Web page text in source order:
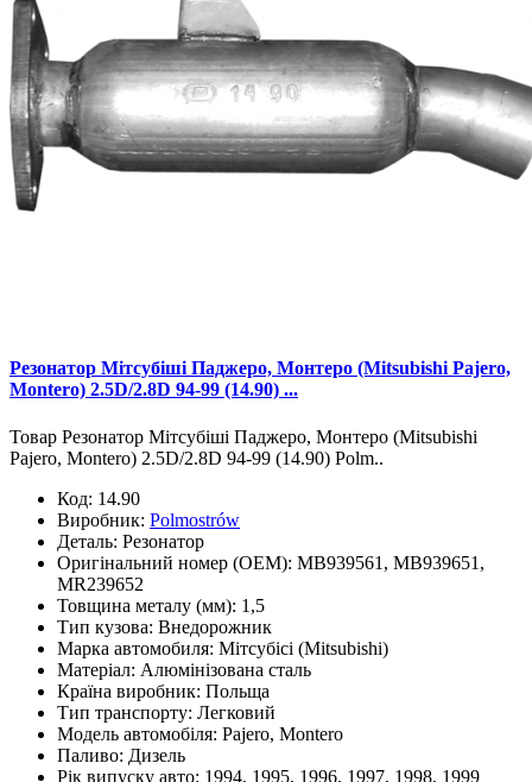
Резонатор Мітсубіші Паджеро, Монтеро (Mitsubishi Pajero,
Montero) 2.5D/2.8D 94-99 (14.90) ...
Товар Резонатор Мітсубіші Паджеро, Монтеро (Mitsubishi
Pajero, Montero) 2.5D/2.8D 94-99 (14.90) Polm..
Код: 14.90
Виробник: Polmostrów
Деталь: Резонатор
Оригінальний номер (OEM): MB939561, MB939651,
MR239652
Товщина металу (мм): 1,5
Тип кузова: Внедорожник
Марка автомобиля: Мітсубісі (Mitsubishi)
Матеріал: Алюмінізована сталь
Країна виробник: Польща
Тип транспорту: Легковий
Модель автомобіля: Pajero, Montero
Паливо: Дизель
Рік випуску авто: 1994, 1995, 1996, 1997, 1998, 1999